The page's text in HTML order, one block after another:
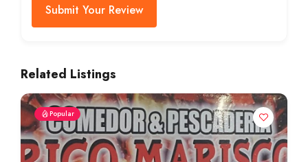
Submit Your Review
Related Listings
Popular